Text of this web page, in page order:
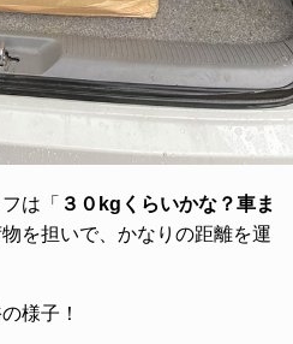
は「 ３０kgくらいかな？車ま
物を担いで、かなりの距離を運
様子！